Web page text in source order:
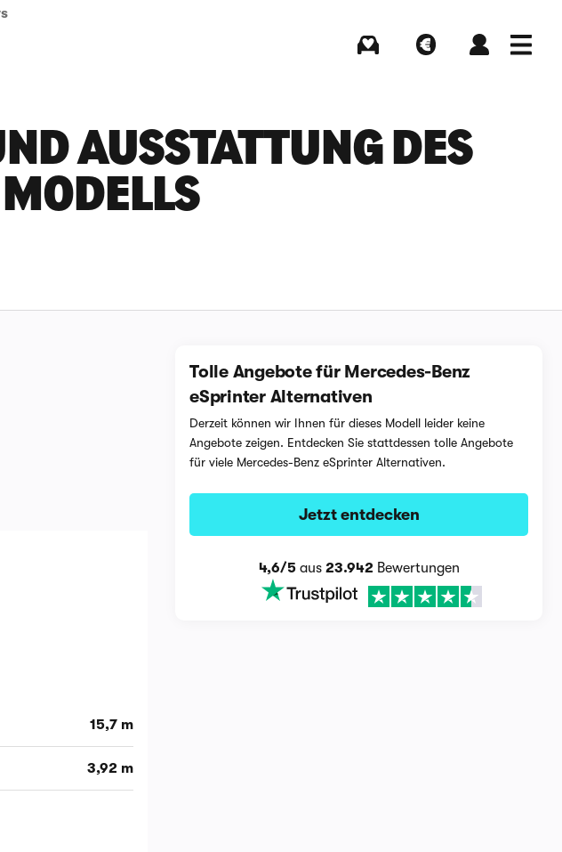
AUSSTATTUNG DES M
15,7 m
3,92 m
Tolle Angebote für Mercedes-Benz
eSprinter Alternativen
Derzeit können wir Ihnen für dieses Modell leider keine
Angebote zeigen. Entdecken Sie stattdessen tolle Angebote
für viele Mercedes-Benz eSprinter Alternativen.
Jetzt entdecken
4,6/5aus 23.942 Bewertungen